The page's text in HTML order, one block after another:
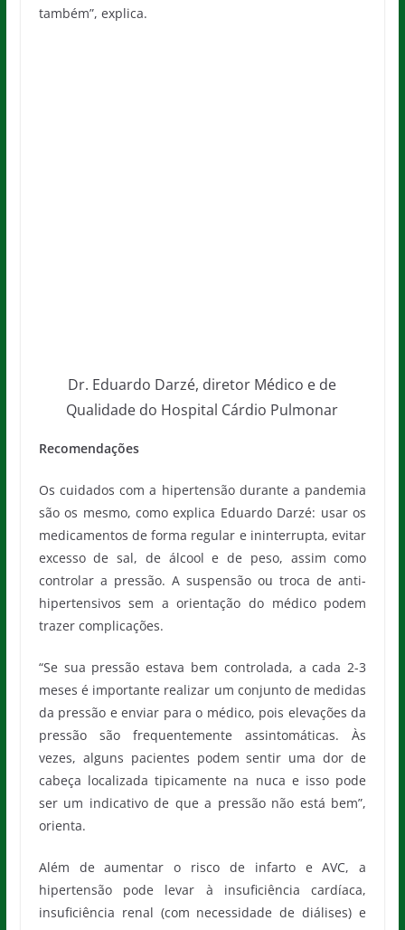
também”, explica.
meses é importante realizar um conjunto de medidas
da pressão e enviar para o médico, pois elevações da
vezes, alguns pacientes podem sentir uma dor de
ser um indicativo de que a pressão não está bem”,
orienta.
Além de aumentar o risco de infarto e AVC, a
hipertensão pode levar à insuficiência cardíaca,
insuficiência renal (com necessidade de diálises) e
aneurismas. “Esses problemas acontecem quando a
meses ou anos. Quando bem controlada, o riscos se
tornam muito mais baixos”, pondera.
Segundo o médico, uma pressão elevada raramente
deve ser tratada como uma emergência com
necessidade de hospitalização. “Pressões alteradas
devem ser confirmadas com múltiplas medidas ao
longo de dias e comunicadas ao médico, que fará os
completa.